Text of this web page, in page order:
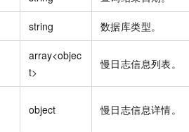
string 数据库类型。
array<objec
t>
慢日志信息列表。
object 慢日志信息详情。